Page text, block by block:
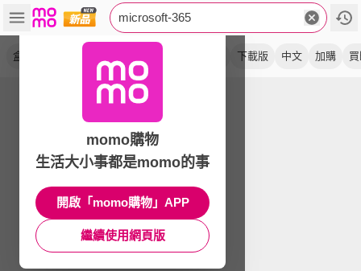
microsoft-365
盒裝 下載版 中文 加購
momo購物
生活大小事都是momo的事
開啟「momo購物」APP
繼續使用網頁版